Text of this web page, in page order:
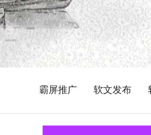
霸屏推广 软文发布